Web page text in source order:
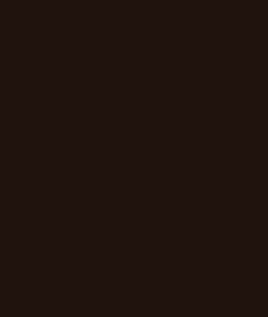
Vložte svůj e-mail a my vám budeme